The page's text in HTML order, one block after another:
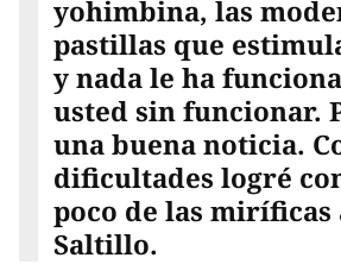
yohimbina, las
pastillas que
y nada le ha
usted sin funcionar.
una buena noticia.
dificultades logré
poco de las miríficas
Saltillo.